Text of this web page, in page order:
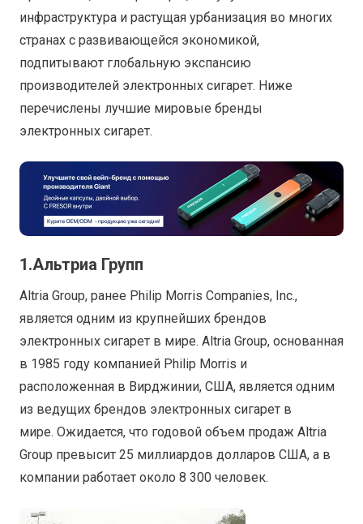
инфраструктура и растущая урбанизация во многих
странах с развивающейся экономикой,
подпитывают глобальную экспансию
производителей электронных сигарет. Ниже
перечислены лучшие мировые бренды
электронных сигарет.
1.Альтриа Групп
Altria Group, ранее Philip Morris Companies, Inc.,
является одним из крупнейших брендов
электронных сигарет в мире. Altria Group, основанная
в 1985 году компанией Philip Morris и
расположенная в Вирджинии, США, является одним
из ведущих брендов электронных сигарет в
мире. Ожидается, что годовой объем продаж Altria
Group превысит 25 миллиардов долларов США, а в
компании работает около 8 300 человек.